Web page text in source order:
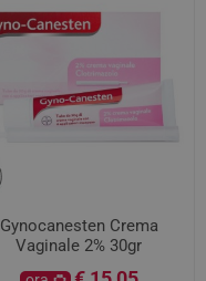
Gynocanesten Crema
Vaginale 2% 30gr